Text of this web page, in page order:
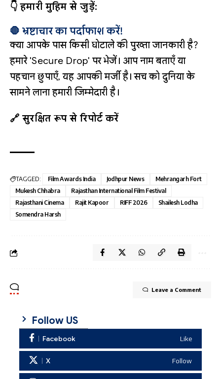
👇 हमारी मुहिम से जुड़ें:
🛑 भ्रष्टाचार का पर्दाफाश करें!
क्या आपके पास किसी घोटाले की पुख्ता जानकारी है?
हमारे 'Secure Drop' पर भेजें। आप नाम बताएँ या
पहचान छुपाएँ, यह आपकी मर्जी है। सच को दुनिया के
सामने लाना हमारी जिम्मेदारी है।
🔗 सुरक्षित रूप से रिपोर्ट करें
TAGGED: Film Awards India Jodhpur News
Mehrangarh Fort
Mukesh Chhabra
Rajasthan International Film Festival
Rajasthani Cinema
Rajit Kapoor RIFF 2026
Shailesh Lodha
Somendra Harsh
Leave a Comment
Follow US
Facebook Like
X Follow